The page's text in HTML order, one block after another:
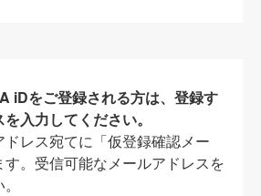
iDをご登録される方は、登録す
入力してください。
ドレス宛てに「仮登録確認メー
。受信可能なメールアドレスを